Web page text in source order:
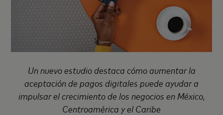
Un nuevo estudio destaca cómo aumentar la
aceptación de pagos digitales puede ayudar a
impulsar el crecimiento de los negocios en México,
Centroamérica y el Caribe